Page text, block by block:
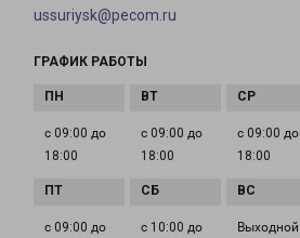
ussuriysk@pecom.ru
ГРАФИК РАБОТЫ
с 09:00 до
18:00
с 09:00 до
18:00
с 09:00 до
18:00
с 09:00 до
с 10:00 до
Выходной